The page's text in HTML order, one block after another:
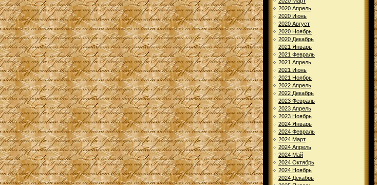
2020 Апрель
2020 Июнь
2020 Август
2020 Ноябрь
2020 Декабрь
2021 Январь
2021 Февраль
2021 Апрель
2021 Июнь
2021 Ноябрь
2022 Апрель
2022 Декабрь
2023 Февраль
2023 Апрель
2023 Ноябрь
2024 Январь
2024 Февраль
2024 Март
2024 Апрель
2024 Май
2024 Октябрь
2024 Ноябрь
2024 Декабрь